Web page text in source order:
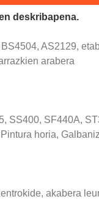
deskribapena.
AS2129,
arabera
SS400, SF440A,
horia,
akabera